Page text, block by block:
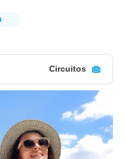
Circuitos